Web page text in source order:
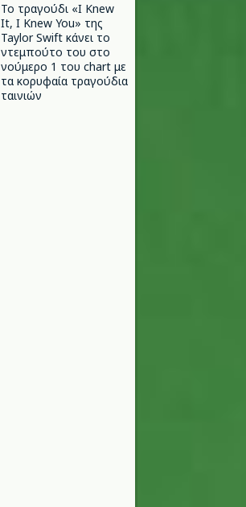
Το τραγούδι «I Knew
It, I Knew You» της
Taylor Swift κάνει το
ντεμπούτο του στο
νούμερο 1 του chart με
τα κορυφαία τραγούδια
ταινιών